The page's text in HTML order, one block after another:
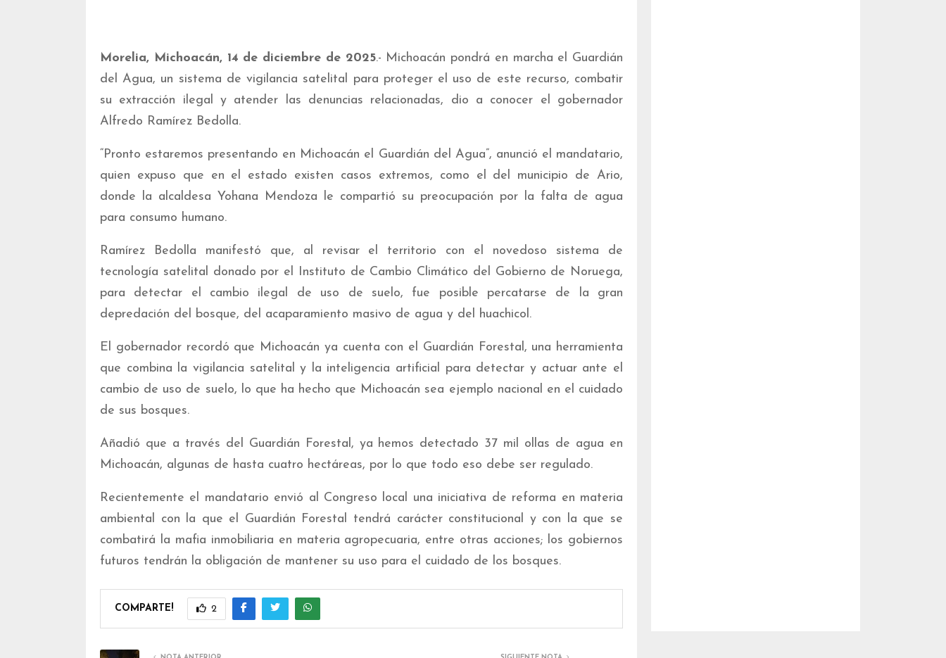
Morelia, Michoacán, 14 de diciembre de 2025.- Michoacán pondrá en marcha el Guardián
del Agua, un sistema de vigilancia satelital para proteger el uso de este recurso, combatir
su extracción ilegal y atender las denuncias relacionadas, dio a conocer el gobernador
Alfredo Ramírez Bedolla.
“Pronto estaremos presentando en Michoacán el Guardián del Agua”, anunció el mandatario,
quien expuso que en el estado existen casos extremos, como el del municipio de Ario,
donde la alcaldesa Yohana Mendoza le compartió su preocupación por la falta de agua
para consumo humano.
Ramírez Bedolla manifestó que, al revisar el territorio con el novedoso sistema de
tecnología satelital donado por el Instituto de Cambio Climático del Gobierno de Noruega,
para detectar el cambio ilegal de uso de suelo, fue posible percatarse de la gran
depredación del bosque, del acaparamiento masivo de agua y del huachicol.
El gobernador recordó que Michoacán ya cuenta con el Guardián Forestal, una herramienta
que combina la vigilancia satelital y la inteligencia artificial para detectar y actuar ante el
cambio de uso de suelo, lo que ha hecho que Michoacán sea ejemplo nacional en el cuidado
de sus bosques.
Añadió que a través del Guardián Forestal, ya hemos detectado 37 mil ollas de agua en
Michoacán, algunas de hasta cuatro hectáreas, por lo que todo eso debe ser regulado.
Recientemente el mandatario envió al Congreso local una iniciativa de reforma en materia
ambiental con la que el Guardián Forestal tendrá carácter constitucional y con la que se
combatirá la mafia inmobiliaria en materia agropecuaria, entre otras acciones; los gobiernos
futuros tendrán la obligación de mantener su uso para el cuidado de los bosques.
COMPARTE! 2